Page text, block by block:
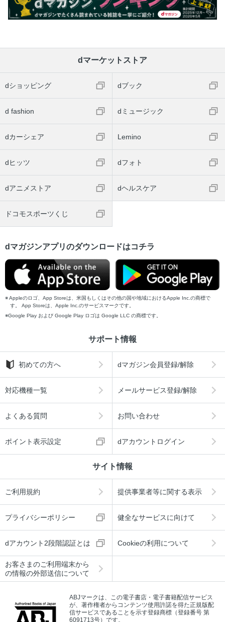
dマーケットストア
dショッピング dブック
d fashion dミュージック
dカーシェア Lemino
dヒッツ dフォト
dアニメストア dヘルスケア
ドコモスポーツくじ
dマガジンアプリのダウンロードはコチラ
Appleのロゴ、App Storeは、米国もしくはその他の国や地域におけるApple Inc.の商標で
す。 App Storeは、Apple Inc.のサービスマークです。
Google Play および Google Play ロゴは Google LLC の商標です。
サポート情報
初めての方へ dマガジン会員登録/解除
対応機種一覧 メールサービス登録/解除
よくある質問 お問い合わせ
ポイント表示設定 dアカウントログイン
サイト情報
ご利用規約 提供事業者等に関する表示
プライバシーポリシー 健全なサービスに向けて
dアカウント2段階認証とは Cookieの利用について
お客さまのご利用端末から
の情報の外部送信について
ABJマークは、この電子書店・電子書籍配信サービス
が、著作権者からコンテンツ使用許諾を得た正規版配
信サービスであることを示す登録商標（登録番号 第
6091713号）です。